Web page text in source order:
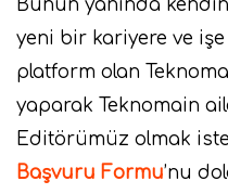
Bunun yanında
yeni bir kariyere ve
platform olan
yaparak Teknomain
Editörümüz olmak
Başvuru Formu’nu